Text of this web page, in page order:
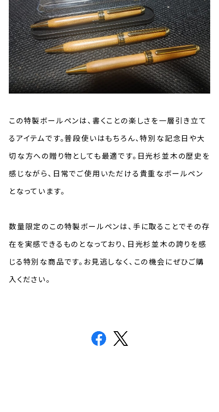
この特製ボールペンは、書くことの楽しさを一層引き立て
るアイテムです。普段使いはもちろん、特別な記念日や大
切な方への贈り物としても最適です。日光杉並木の歴史を
感じながら、日常でご使用いただける貴重なボールペン
となっています。
数量限定のこの特製ボールペンは、手に取ることでその存
在を実感できるものとなっており、日光杉並木の誇りを感
じる特別な商品です。お見逃しなく、この機会にぜひご購
入ください。